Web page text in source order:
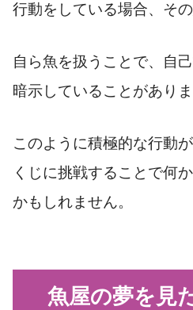
行動をしている場合、そ
自ら魚を扱うことで、自
暗示していることがありま
このように積極的な行動
くじに挑戦することで何
かもしれません。
魚屋の夢を見